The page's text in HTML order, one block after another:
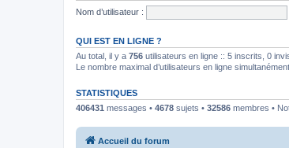
Nom d’utilisateur :
QUI EST EN LIGNE ?
Au total, il y a 756 utilisateurs en ligne :: 5 inscrits, 0
Le nombre maximal d’utilisateurs en ligne
STATISTIQUES
406431 messages • 4678 sujets • 32586 membres •
Accueil du forum